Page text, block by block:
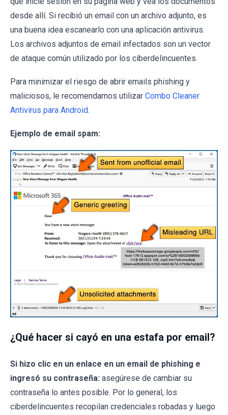
desde allí. Si recibió un email con un archivo adjunto, es
una buena idea escanearlo con una aplicación antivirus.
Los archivos adjuntos de email infectados son un vector
de ataque común utilizado por los ciberdelincuentes.
Para minimizar el riesgo de abrir emails phishing y
maliciosos, le recomendamos utilizar Combo Cleaner
Antivirus para Android.
Ejemplo de email spam:
¿Qué hacer si cayó en una estafa por email?
Si hizo clic en un enlace en un email de phishing e
ingresó su contraseña: asegúrese de cambiar su
contraseña lo antes posible. Por lo general, los
ciberdelincuentes recopilan credenciales robadas y luego